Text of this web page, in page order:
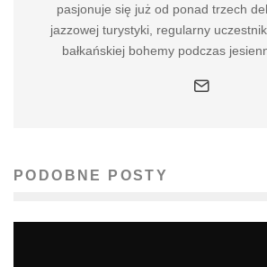
pasjonuje się już od ponad trzech
jazzowej turystyki, regularny
bałkańskiej bohemy podczas
PODOBNE POSTY